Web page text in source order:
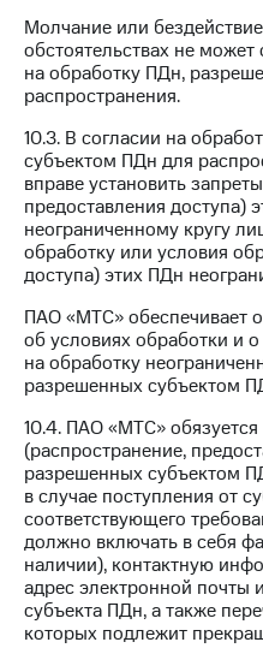
Молчание или
обстоятельствах не может
на обработку ПДн,
распространения.
10.3. В согласии на
субъектом ПДн для
вправе установить
предоставления доступа)
неограниченному кругу
обработку или условия
доступа) этих ПДн
ПАО «МТС» обеспечивает
об условиях обработки и
на обработку
разрешенных субъектом
10.4. ПАО «МТС» обязуется
(распространение,
разрешенных субъектом
в случае поступления от
соответствующего
должно включать в себя
наличии), контактную
адрес электронной почты
субъекта ПДн, а также
которых подлежит